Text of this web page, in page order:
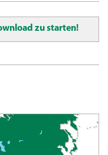
zu starten!